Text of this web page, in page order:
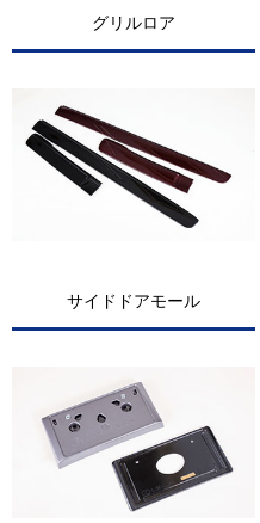
グリルロア
サイドドアモール